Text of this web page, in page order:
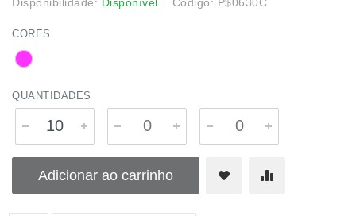
CORES
QUANTIDADES
Adicionar ao carrinho